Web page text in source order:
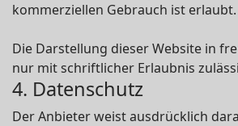
kommerziellen Gebrauch ist erlaubt.
Die Darstellung dieser Website in
nur mit schriftlicher Erlaubnis
4. Datenschutz
Der Anbieter weist ausdrücklich